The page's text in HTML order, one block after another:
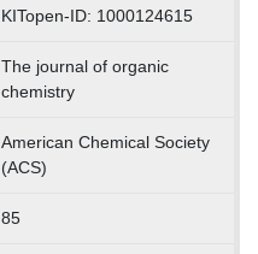
KITopen-ID: 1000124615
The journal of organic
chemistry
American Chemical Society
(ACS)
85